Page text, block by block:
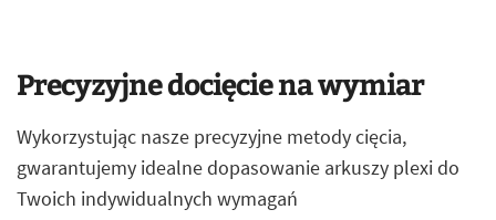
Precyzyjne docięcie na wymiar
Wykorzystując nasze precyzyjne metody cięcia,
gwarantujemy idealne dopasowanie arkuszy plexi do
Twoich indywidualnych wymagań